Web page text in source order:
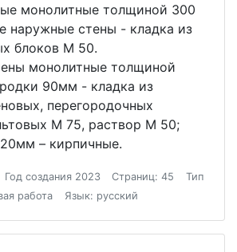
монолитные толщиной 300
наружные стены - кладка из
блоков М 50.
монолитные толщиной
90мм - кладка из
перегородочных
М 75, раствор М 50;
– кирпичные.
Год создания 2023 Страниц: 45
Тип
работа
Язык: русский